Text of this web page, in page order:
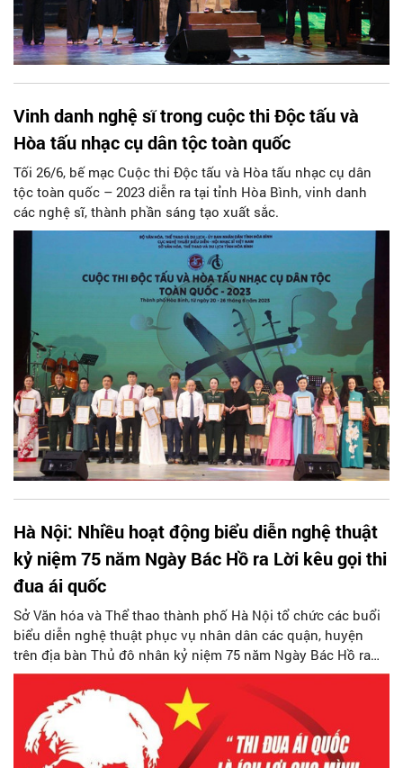
Vinh danh nghệ sĩ trong cuộc thi Độc tấu và
Hòa tấu nhạc cụ dân tộc toàn quốc
Tối 26/6, bế mạc Cuộc thi Độc tấu và Hòa tấu nhạc cụ dân
tộc toàn quốc – 2023 diễn ra tại tỉnh Hòa Bình, vinh danh
các nghệ sĩ, thành phần sáng tạo xuất sắc.
Hà Nội: Nhiều hoạt động biểu diễn nghệ thuật
kỷ niệm 75 năm Ngày Bác Hồ ra Lời kêu gọi thi
đua ái quốc
Sở Văn hóa và Thể thao thành phố Hà Nội tổ chức các buổi
biểu diễn nghệ thuật phục vụ nhân dân các quận, huyện
trên địa bàn Thủ đô nhân kỷ niệm 75 năm Ngày Bác Hồ ra
Lời kêu gọi thi đua ái quốc.